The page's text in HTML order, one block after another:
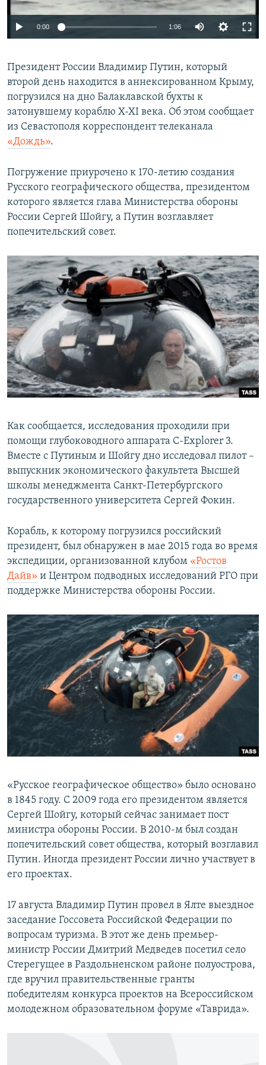
ПОБЕДИТЕЛЕЙ НЕ СУДЯТ?
КРЫМ.НЕПОКОРЕННЫЙ
ПРИСОЕДИНЯЙТЕСЬ!
Все сайты RFE/RL
0:00 1:06
Президент России Владимир Путин, который
второй день находится в аннексированном Крыму,
погрузился на дно Балаклавской бухты к
затонувшему кораблю X-XI века. Об этом сообщает
из Севастополя корреспондент телеканала
«Дождь».
Погружение приурочено к 170-летию создания
Русского географического общества, президентом
которого является глава Министерства обороны
России Сергей Шойгу, а Путин возглавляет
попечительский совет.
Как сообщается, исследования проходили при
помощи глубоководного аппарата С-Explorer 3.
Вместе с Путиным и Шойгу дно исследовал пилот –
выпускник экономического факультета Высшей
школы менеджмента Санкт-Петербургского
государственного университета Сергей Фокин.
Корабль, к которому погрузился российский
президент, был обнаружен в мае 2015 года во время
экспедиции, организованной клубом «Ростов
Дайв» и Центром подводных исследований РГО при
поддержке Министерства обороны России.
«Русское географическое общество» было основано
в 1845 году. С 2009 года его президентом является
Сергей Шойгу, который сейчас занимает пост
министра обороны России. В 2010-м был создан
попечительский совет общества, который возглавил
Путин. Иногда президент России лично участвует в
его проектах.
17 августа Владимир Путин провел в Ялте выездное
заседание Госсовета Российской Федерации по
вопросам туризма. В этот же день премьер-
министр России Дмитрий Медведев посетил село
Стерегущее в Раздольненском районе полуострова,
где вручил правительственные гранты
победителям конкурса проектов на Всероссийском
молодежном образовательном форуме «Таврида».